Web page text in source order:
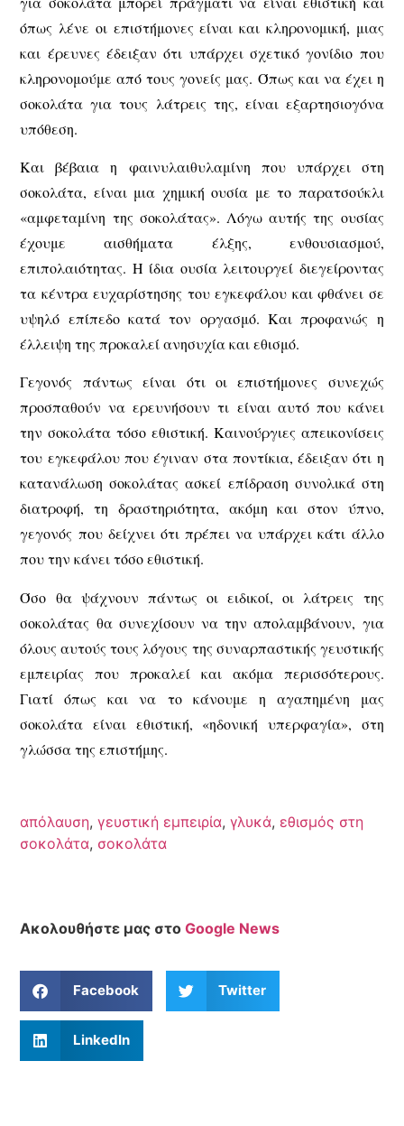
όπως λένε οι επιστήμονες είναι και κληρονομική, μιας
και έρευνες έδειξαν ότι υπάρχει σχετικό γονίδιο που
κληρονομούμε από τους γονείς μας. Όπως και να έχει η
σοκολάτα για τους λάτρεις της, είναι εξαρτησιογόνα
υπόθεση.
Και βέβαια η φαινυλαιθυλαμίνη που υπάρχει στη
σοκολάτα, είναι μια χημική ουσία με το παρατσούκλι
«αμφεταμίνη της σοκολάτας». Λόγω αυτής της ουσίας
έχουμε αισθήματα έλξης, ενθουσιασμού,
επιπολαιότητας. H ίδια ουσία λειτουργεί διεγείροντας
τα κέντρα ευχαρίστησης του εγκεφάλου και φθάνει σε
υψηλό επίπεδο κατά τον οργασμό. Και προφανώς η
έλλειψη της προκαλεί ανησυχία και εθισμό.
Γεγονός πάντως είναι ότι οι επιστήμονες συνεχώς
προσπαθούν να ερευνήσουν τι είναι αυτό που κάνει
την σοκολάτα τόσο εθιστική. Καινούργιες απεικονίσεις
του εγκεφάλου που έγιναν στα ποντίκια, έδειξαν ότι η
κατανάλωση σοκολάτας ασκεί επίδραση συνολικά στη
διατροφή, τη δραστηριότητα, ακόμη και στον ύπνο,
γεγονός που δείχνει ότι πρέπει να υπάρχει κάτι άλλο
που την κάνει τόσο εθιστική.
Όσο θα ψάχνουν πάντως οι ειδικοί, οι λάτρεις της
σοκολάτας θα συνεχίσουν να την απολαμβάνουν, για
όλους αυτούς τους λόγους της συναρπαστικής γευστικής
εμπειρίας που προκαλεί και ακόμα περισσότερους.
Γιατί όπως και να το κάνουμε η αγαπημένη μας
σοκολάτα είναι εθιστική, «ηδονική υπερφαγία», στη
γλώσσα της επιστήμης.
απόλαυση,γευστική εμπειρία,γλυκά, εθισμός στη
σοκολάτα, σοκολάτα
Ακολουθήστε μας στοGoogle News
Facebook Twitter
LinkedIn